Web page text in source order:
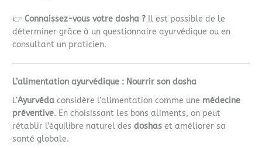
👉Connaissez-vous votre dosha ? Il est possible de le
déterminer grâce à un questionnaire ayurvédique ou en
consultant un praticien.
L’alimentation ayurvédique : Nourrir son dosha
L’Ayurvéda considère l’alimentation comme une médecine
préventive. En choisissant les bons aliments, on peut
rétablir l’équilibre naturel desdoshas et améliorer sa
santé globale.